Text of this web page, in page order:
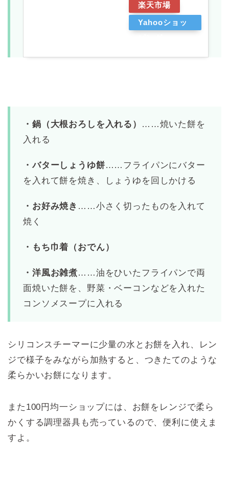
楽天市場
Yahooショッ
・鍋（大根おろしを入れる）
……焼いた餅を
入れる
・バターしょうゆ餅……フライパンにバター
を入れて餅を焼き、しょうゆを回しかける
・お好み焼き ……小さく切ったものを入れて
焼く
・もち巾着（おでん）
・洋風お雑煮……油をひいたフライパンで両
面焼いた餅を、野菜・ベーコンなどを入れた
コンソメスープに入れる
シリコンスチーマーに少量の水とお餅を入れ、レン
ジで様子をみながら加熱すると、つきたてのような
柔らかいお餅になります。
また100円均一ショップには、お餅をレンジで柔ら
かくする調理器具も売っているので、便利に使えま
すよ。